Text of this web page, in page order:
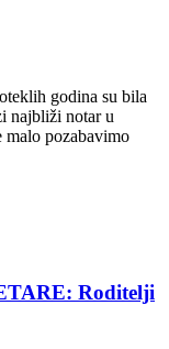
godina su bila
najbliži notar u
malo pozabavimo
Roditelji